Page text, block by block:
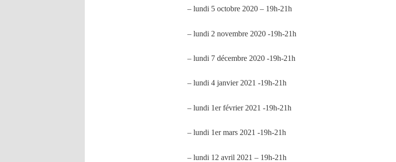
– lundi 5 octobre 2020 – 19h-21h
– lundi 2 novembre 2020 -19h-21h
– lundi 7 décembre 2020 -19h-21h
– lundi 4 janvier 2021 -19h-21h
– lundi 1er février 2021 -19h-21h
– lundi 1er mars 2021 -19h-21h
– lundi 12 avril 2021 – 19h-21h